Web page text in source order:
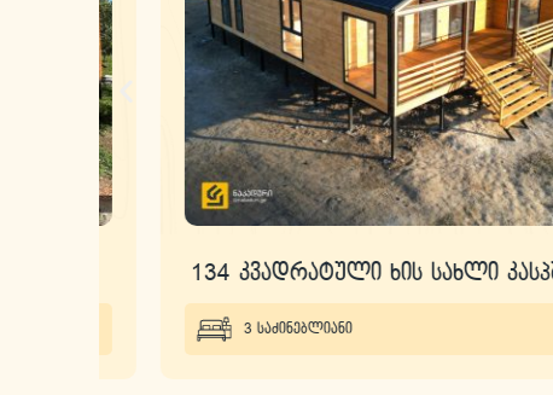
134 კვადრატული ხის სახლი კასპში
3 საძინებლიანი